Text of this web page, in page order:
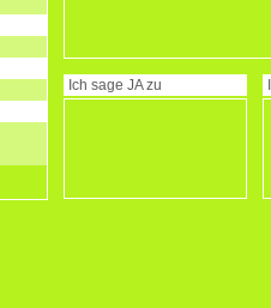
Ich sage JAzu